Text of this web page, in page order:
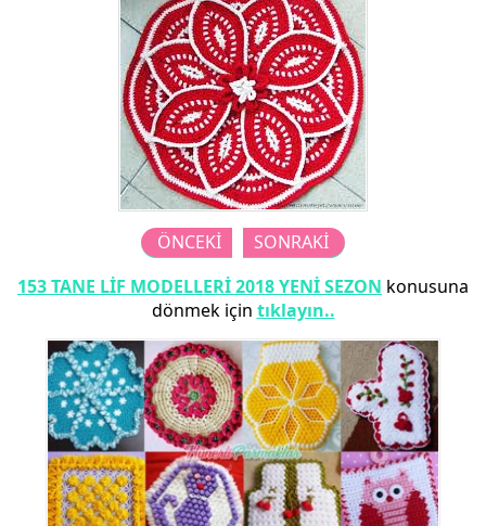
ÖNCEKİ
SONRAKİ
153 TANE LİF MODELLERİ 2018 YENİ SEZON konusuna
dönmek için tıklayın..